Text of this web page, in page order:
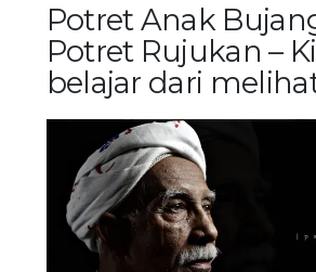
Potret Anak
Potret Rujukan –
belajar dari